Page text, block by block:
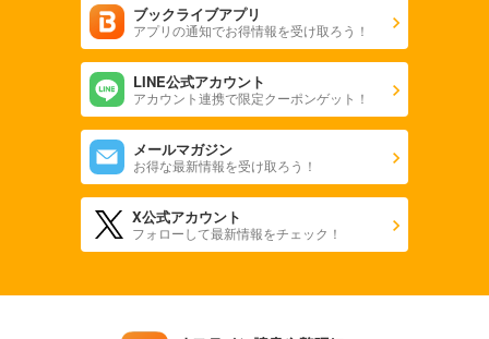
ブックライブアプリ
アプリの通知でお得情報を受け取ろう！
LINE公式アカウント
アカウント連携で限定クーポンゲット！
メールマガジン
お得な最新情報を受け取ろう！
X公式アカウント
フォローして最新情報をチェック！